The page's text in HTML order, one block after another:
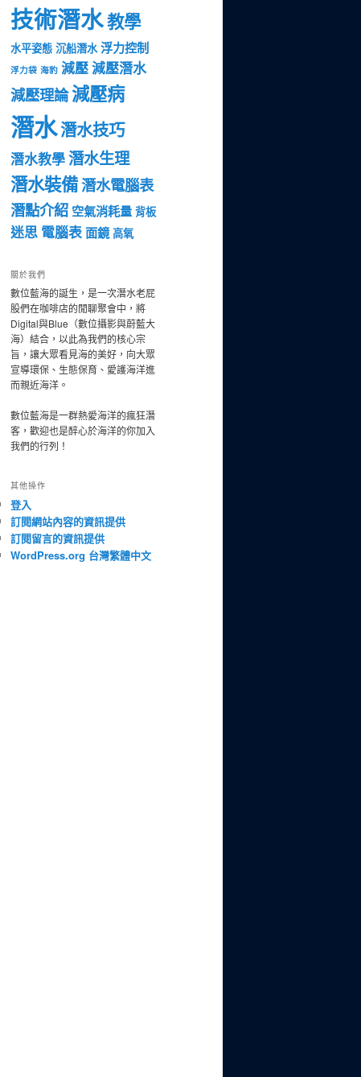
技術潛水教學
水平姿態 沉船潛水 浮力控制
浮力袋 海豹 減壓減壓潛水
減壓理論減壓病
潛水潛水技巧
潛水教學潛水生理
潛水裝備潛水電腦表
潛點介紹 空氣消耗量 背板
迷思 電腦表面鏡 高氧
關於我們
數位藍海的誕生，是一次潛水老屁
股們在咖啡店的閒聊聚會中，將
Digital與Blue（數位攝影與蔚藍大
海）結合，以此為我們的核心宗
旨，讓大眾看見海的美好，向大眾
宣導環保、生態保育、愛護海洋進
而親近海洋。
數位藍海是一群熱愛海洋的瘋狂潛
客，歡迎也是醉心於海洋的你加入
我們的行列！
其他操作
登入
訂閱網站內容的資訊提供
訂閱留言的資訊提供
WordPress.org 台灣繁體中文